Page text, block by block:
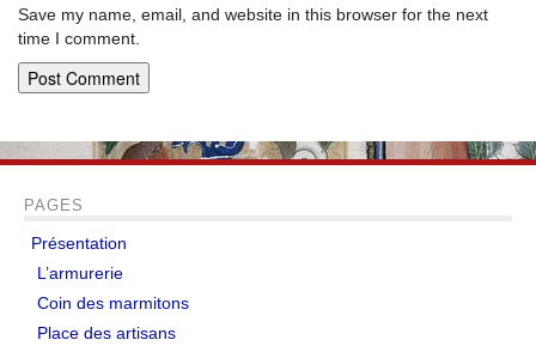
Save my name, email, and website in this browser for the next
time I comment.
PAGES
Présentation
L’armurerie
Coin des marmitons
Place des artisans